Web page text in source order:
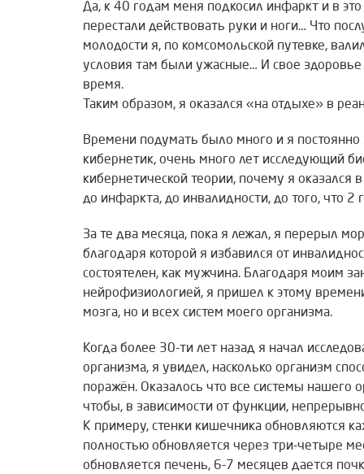
Да, к 40 годам меня подкосил инфаркт и в
перестали действовать руки и ноги… Что
молодости я, по комсомольской путевке,
условия там были ужасные… И свое
время.
Таким образом, я оказался «на отдыхе» в
Времени подумать было много и я
кибернетик, очень много лет исследующий
кибернетической теории, почему я оказался
до инфаркта, до инвалидности, до того, что
За те два месяца, пока я лежал, я перерыл
благодаря которой я избавился от
состоятелен, как мужчина. Благодаря моим
нейрофизиологией, я пришел к этому
мозга, но и всех систем моего организма.
Когда более 30-ти лет назад я начал
организма, я увидел, насколько организм
поражён. Оказалось что все системы нашего
чтобы, в зависимости от функции,
К примеру, стенки кишечника обновляются
полностью обновляется через три-четыре
обновляется печень, 6-7 месяцев дается